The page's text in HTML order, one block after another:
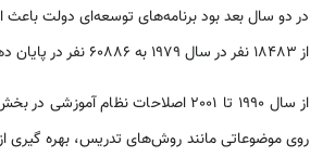
در دو سال بعد بود برنامه‌های توسعه‌ای دولت باعث
از 18483 نفر در سال 1979 به 60886 نفر در پایان دهه 90 شد.
از سال 1990 تا 2001 اصلاحات نظام
روی موضوعاتی مانند روش‌های تدریس، بهره گیری